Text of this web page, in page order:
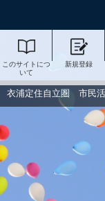
このサイトにつ
いて
新規登録
衣浦定住自立圏 市民